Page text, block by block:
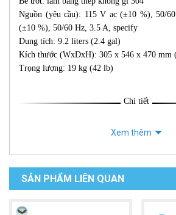
Nguồn (yêu cầu): 115 V ac (±10 %), 50/
(±10 %), 50/60 Hz, 3.5 A, specify
Dung tích: 9.2 liters (2.4 gal)
Kích thước (WxDxH): 305 x 546 x 470 mm
Trọng lượng: 19 kg (42 lb)
Chi tiết
Xem thêm
SẢN PHẨM LIÊN QUAN